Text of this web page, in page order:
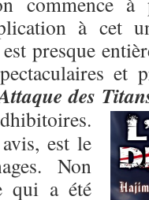
à cet
presque
et
des
est le
Non
qui a été